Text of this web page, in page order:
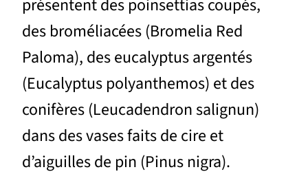
présentent des poinsettias coupés,
des broméliacées (Bromelia Red
Paloma), des eucalyptus argentés
(Eucalyptus polyanthemos) et des
conifères (Leucadendron salignun)
dans des vases faits de cire et
d’aiguilles de pin (Pinus nigra).